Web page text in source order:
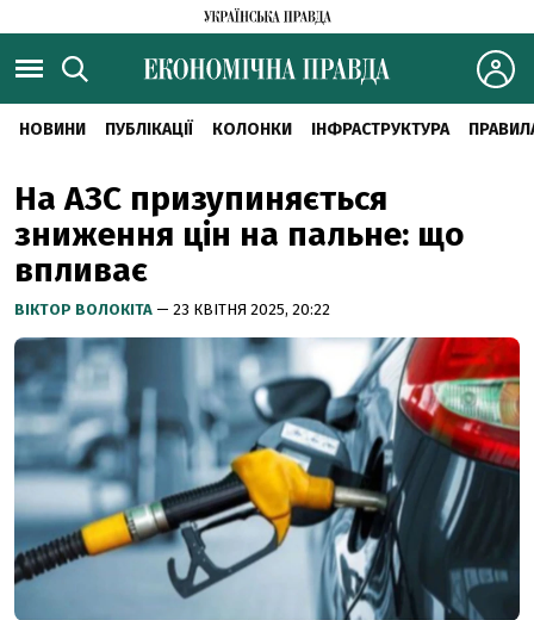
НОВИНИ ПУБЛІКАЦІЇ КОЛОНКИ ІНФРАСТРУКТУРА
На АЗС призупиняється
зниження цін на пальне: що
впливає
ВІКТОР ВОЛОКІТА — 23 КВІТНЯ 2025, 20:22